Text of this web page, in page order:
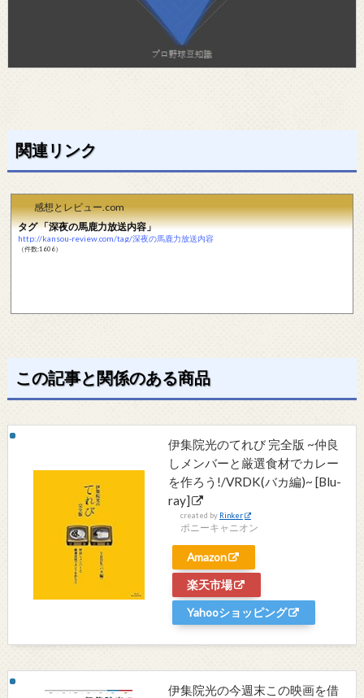
関連リンク
感想とレビュー.com
タグ 「深夜の馬鹿力放送内容」
http://kansou-review.com/tag/深夜の馬鹿力放送内容
（件数:1606）
この記事と関係のある商品
伊集院光のてれび 完全版 ~仲良
しメンバーと厳選食材でカレー
を作ろう!/VRDK(バカ編)~ [Blu-
ray]
created by Rinker
ポニーキャニオン
Amazon
楽天市場
Yahooショッピング
伊集院光の今週末この映画を借